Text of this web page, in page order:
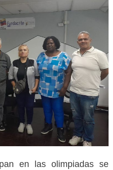
en las olimpiadas se